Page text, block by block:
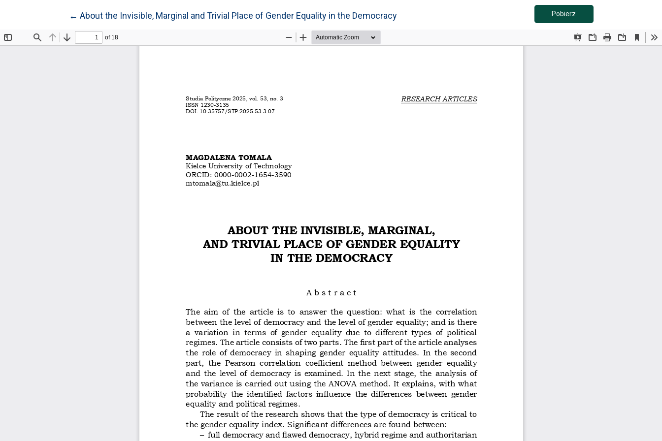
← Wróć do szczegółów artykułu
About the Invisible, Marginal and Trivial Place of Gender Equality in the Democracy Pobierz